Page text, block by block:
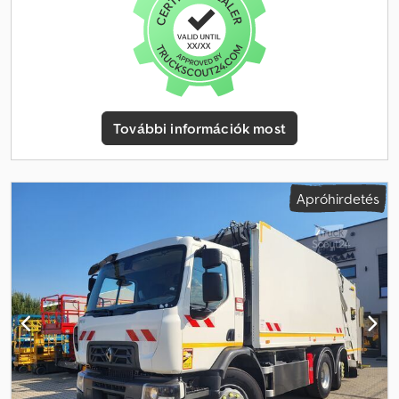
Futott 130 ezer km Műszaki adatok Össztömeg 11990 kg Súlya
7990 kg Hasznos teher 4000 kg A motor űrtartalma 5132 cm3 4×2
AdBlue Légrugózás hátul Lamberet hűtőkamion karosszéria
Csdpfx Ahozrvrqe Djrf Válaszfal a hűtőkamionban Oldalsó ajtó
Carrier Supra 750 dízel-elektromos meghajtású egység Hátsó
emelőfal Dhollandia DHSM.15 Maximális teherbírás 1500 kg Napi
fülke Tempomat Automata sebességváltó Légkondicionáló
Tolatókamera Rádió Tachográf Az autó vásárlása és szervizelése
egy Renault bemutató teremben. 1 tulajdonos újból, 100%-ban
További információk most
Apróhirdetés